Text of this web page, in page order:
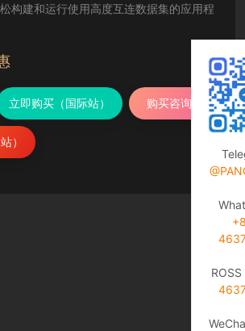
构建和运行使用高度互连数据集的应用程
立即购买（国际站） 购买咨询
）